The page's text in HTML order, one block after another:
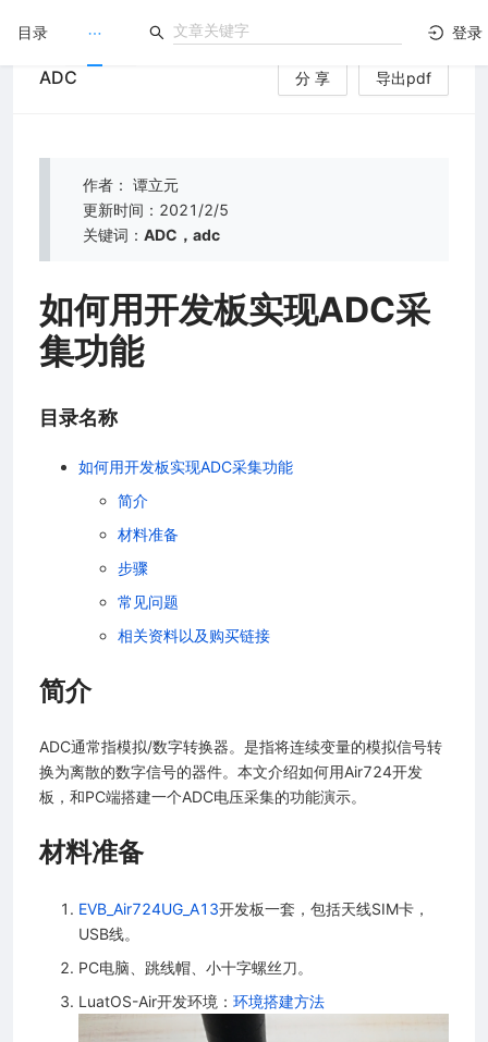
登录
目录
文档没解决？论坛发个帖！
显示）
ADC 分 享 导出pdf
作者： 谭立元
更新时间：2021/2/5
关键词： ADC，adc
如何用开发板实现ADC采
集功能
目录名称
如何用开发板实现ADC采集功能
简介
材料准备
步骤
常见问题
相关资料以及购买链接
简介
ADC通常指模拟/数字转换器。是指将连续变量的模拟信号转
换为离散的数字信号的器件。本文介绍如何用Air724开发
板，和PC端搭建一个ADC电压采集的功能演示。
材料准备
EVB_Air724UG_A13开发板一套，包括天线SIM卡，
USB线。
PC电脑、跳线帽、小十字螺丝刀。
LuatOS-Air开发环境： 环境搭建方法